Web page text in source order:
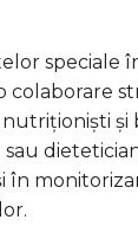
speciale
colaborare
și
în